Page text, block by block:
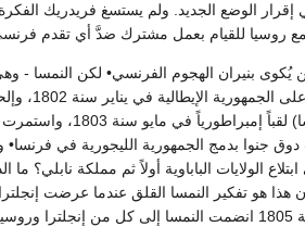
الوضع الجديد. ولم يستسغ فريدريك
يُكوى بنيران الهجوم الفرنسي• لكن النمسا
الحديدي من لومبارديا وفي 6 يونيو قبل طلب دوق جنوا بدمج
الولايات الباباوية أولاً ثم مملكة نابلي؟ ما
هو تفكير النمسا القلق عندما عرضت
مقاتل شديد المراس في حالة هجوم فرنسا عليها. وفي 17 يونيو سنة 1805